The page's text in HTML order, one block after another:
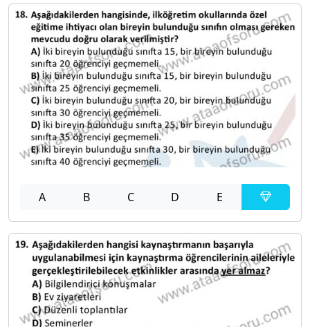
A B C D E